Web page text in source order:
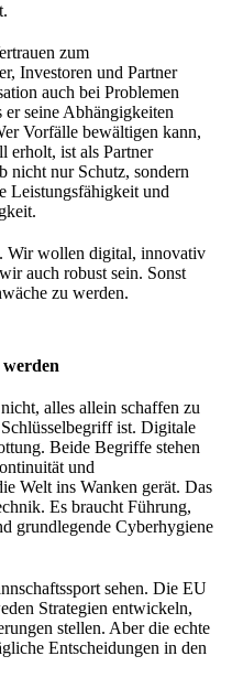
zum
Investoren und Partner
auch bei Problemen
seine Abhängigkeiten
Vorfälle bewältigen kann,
erholt, ist als Partner
nicht nur Schutz, sondern
Leistungsfähigkeit und
Wir wollen digital, innovativ
auch robust sein. Sonst
zu werden.
alles allein schaffen zu
ist. Digitale
Beide Begriffe stehen
und
Welt ins Wanken gerät. Das
Es braucht Führung,
grundlegende Cyberhygiene
sehen. Die EU
Strategien entwickeln,
stellen. Aber die echte
Entscheidungen in den